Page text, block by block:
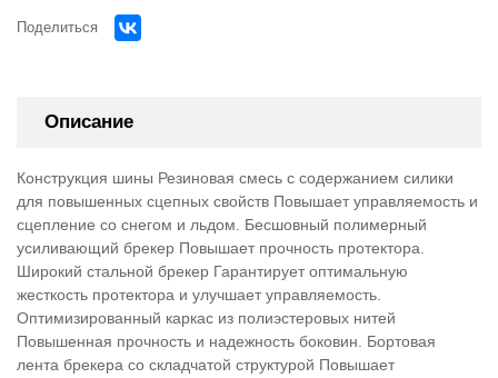
Поделиться
Описание
Конструкция шины Резиновая смесь с содержанием силики
для повышенных сцепных свойств Повышает управляемость и
сцепление со снегом и льдом. Бесшовный полимерный
усиливающий брекер Повышает прочность протектора.
Широкий стальной брекер Гарантирует оптимальную
жесткость протектора и улучшает управляемость.
Оптимизированный каркас из полиэстеровых нитей
Повышенная прочность и надежность боковин. Бортовая
лента брекера со складчатой структурой Повышает